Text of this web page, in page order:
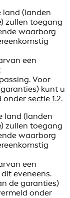
land (landen
zullen toegang
waarborg
een
Voor
kunt u
onder sectie 1.2.
land (landen
zullen toegang
waarborg
een
eveneens.
de garanties)
onder